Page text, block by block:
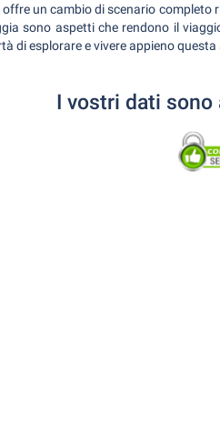
un cambio di scenario
sono aspetti che rendono il
di esplorare e vivere appieno
I vostri dati